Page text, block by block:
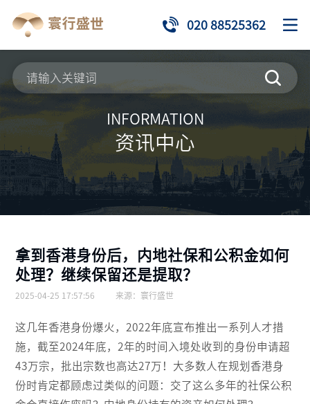
020 88525362
INFORMATION
资讯中心
拿到香港身份后，内地社保和公积金如何
处理？继续保留还是提取？
2025-04-25 17:57:56 来源： 寰行盛世
这几年香港身份爆火，2022年底宣布推出一系列人才措
施，截至2024年底，2年的时间入境处收到的身份申请超
43万宗，批出宗数也高达27万！大多数人在规划香港身
份时肯定都顾虑过类似的问题：交了这么多年的社保公积